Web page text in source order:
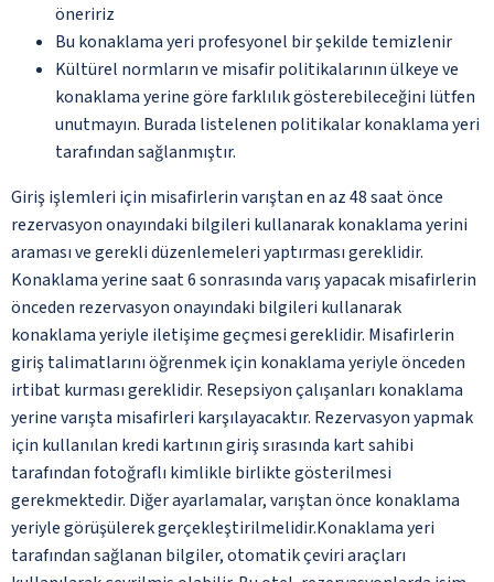
öneririz
Bu konaklama yeri profesyonel bir şekilde temizlenir
Kültürel normların ve misafir politikalarının ülkeye ve
konaklama yerine göre farklılık gösterebileceğini lütfen
unutmayın. Burada listelenen politikalar konaklama yeri
tarafından sağlanmıştır.
Giriş işlemleri için misafirlerin varıştan en az 48 saat önce
rezervasyon onayındaki bilgileri kullanarak konaklama yerini
araması ve gerekli düzenlemeleri yaptırması gereklidir.
Konaklama yerine saat 6 sonrasında varış yapacak misafirlerin
önceden rezervasyon onayındaki bilgileri kullanarak
konaklama yeriyle iletişime geçmesi gereklidir. Misafirlerin
giriş talimatlarını öğrenmek için konaklama yeriyle önceden
irtibat kurması gereklidir. Resepsiyon çalışanları konaklama
yerine varışta misafirleri karşılayacaktır. Rezervasyon yapmak
için kullanılan kredi kartının giriş sırasında kart sahibi
tarafından fotoğraflı kimlikle birlikte gösterilmesi
gerekmektedir. Diğer ayarlamalar, varıştan önce konaklama
yeriyle görüşülerek gerçekleştirilmelidir.Konaklama yeri
tarafından sağlanan bilgiler, otomatik çeviri araçları